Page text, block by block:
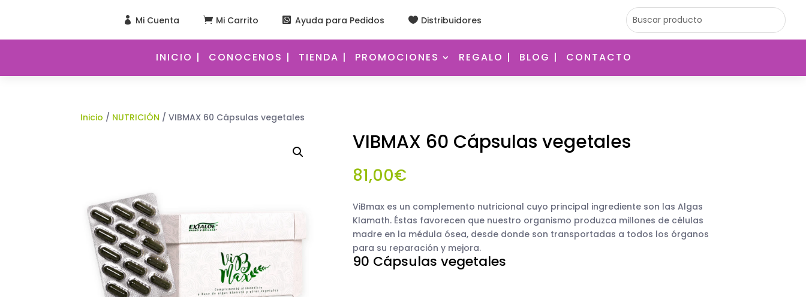
 Mi Cuenta  Mi Carrito  Ayuda para Pedidos  Distribuidores
INICIO | CONOCENOS | TIENDA | PROMOCIONES REGALO | BLOG | CONTACTO
Inicio / NUTRICIÓN / VIBMAX 60 Cápsulas vegetales
VIBMAX 60 Cápsulas vegetales
81,00€
ViBmax es un complemento nutricional cuyo principal ingrediente son las Algas
Klamath. Éstas favorecen que nuestro organismo produzca millones de células
madre en la médula ósea, desde donde son transportadas a todos los órganos
para su reparación y mejora.
90 Cápsulas vegetales